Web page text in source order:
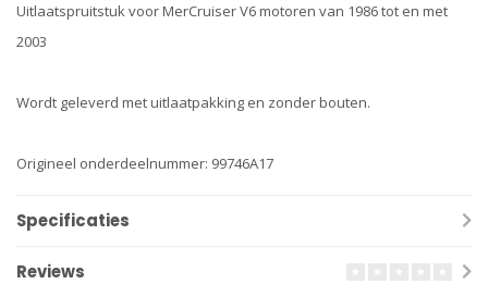
Uitlaatspruitstuk voor MerCruiser V6 motoren van 1986 tot en met
2003
Wordt geleverd met uitlaatpakking en zonder bouten.
Origineel onderdeelnummer: 99746A17
Specificaties
Reviews